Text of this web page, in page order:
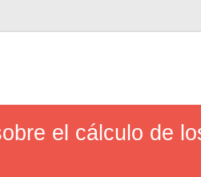
el cálculo de